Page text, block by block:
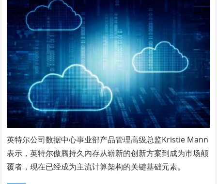
英特尔公司数据中心事业部产品管理高级总监Kristie Mann
表示，英特尔傲腾持久内存从崭新的创新方案到成为市场颠
覆者，现在已经成为主流计算架构的关键基础元素。